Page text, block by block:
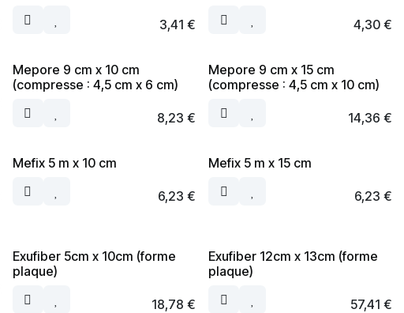
3,41 € 4,30€
Mepore 9 cm x 10 cm
(compresse : 4,5 cm x 6 cm)
8,23 €
Mepore 9 cm x 15 cm
(compresse : 4,5 cm x 10 cm)
14,36 €
Mefix 5 m x 10 cm
6,23 €
Mefix 5 m x 15 cm
6,23 €
Exufiber 5cm x 10cm (forme
plaque)
18,78 €
Exufiber 12cm x 13cm (forme
plaque)
57,41 €